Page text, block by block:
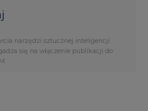
narzędzi sztucznej inteligencji.
się na włączenie publikacji do